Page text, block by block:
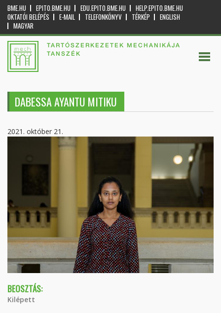
BME.HU EPITO.BME.HU EDU.EPITO.BME.HU
HELP.EPITO.BME.HU
OKTATÓI BELÉPÉS
E-MAIL TELEFONKÖNYV TÉRKÉP
ENGLISH
MAGYAR
TARTÓSZERKEZETEK MECHANIKÁJA
TANSZÉK
DABESSA AYANTU MITIKU
2021. október 21.
BEOSZTÁS:
Kilépett